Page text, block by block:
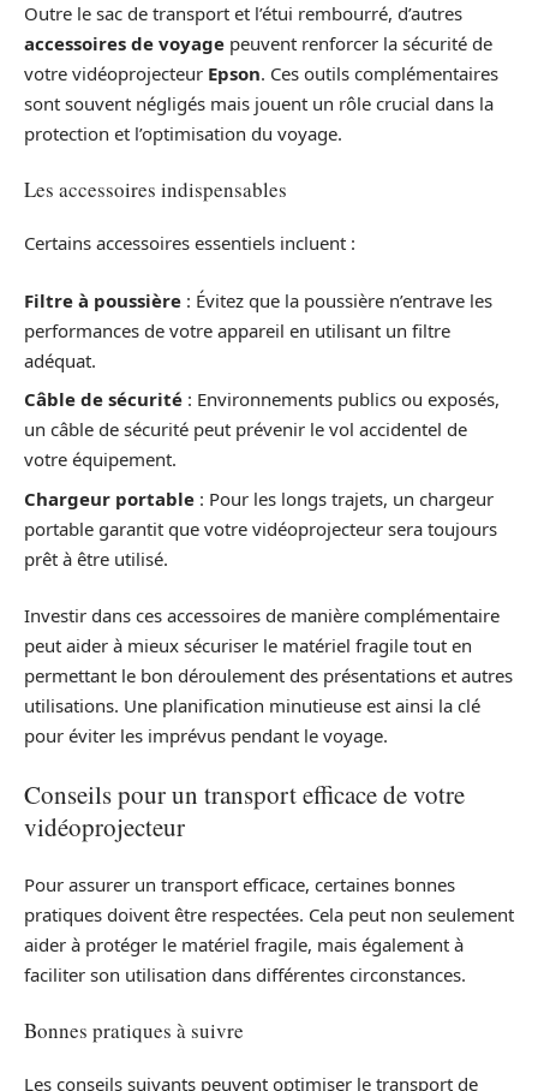
Outre le sac de transport et l’étui rembourré, d’autres
accessoires de voyage peuvent renforcer la sécurité de
votre vidéoprojecteur Epson. Ces outils complémentaires
sont souvent négligés mais jouent un rôle crucial dans la
protection et l’optimisation du voyage.
Les accessoires indispensables
Certains accessoires essentiels incluent :
Filtre à poussière : Évitez que la poussière n’entrave les
performances de votre appareil en utilisant un filtre
adéquat.
Câble de sécurité : Environnements publics ou exposés,
un câble de sécurité peut prévenir le vol accidentel de
votre équipement.
Chargeur portable : Pour les longs trajets, un chargeur
portable garantit que votre vidéoprojecteur sera toujours
prêt à être utilisé.
Investir dans ces accessoires de manière complémentaire
peut aider à mieux sécuriser le matériel fragile tout en
permettant le bon déroulement des présentations et autres
utilisations. Une planification minutieuse est ainsi la clé
pour éviter les imprévus pendant le voyage.
Conseils pour un transport efficace de votre
vidéoprojecteur
Pour assurer un transport efficace, certaines bonnes
pratiques doivent être respectées. Cela peut non seulement
aider à protéger le matériel fragile, mais également à
faciliter son utilisation dans différentes circonstances.
Bonnes pratiques à suivre
Les conseils suivants peuvent optimiser le transport de